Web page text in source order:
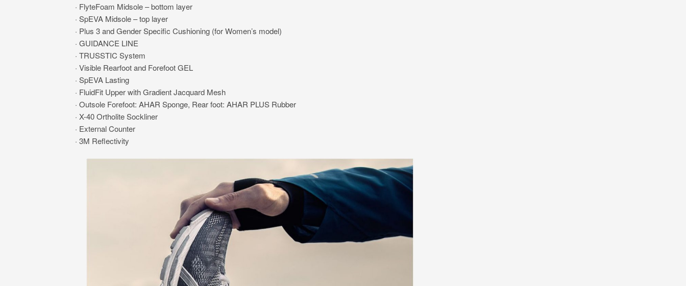
· FlyteFoam Midsole – bottom layer
· SpEVA Midsole – top layer
· Plus 3 and Gender Specific Cushioning (for Women’s model)
· GUIDANCE LINE
· TRUSSTIC System
· Visible Rearfoot and Forefoot GEL
· SpEVA Lasting
· FluidFit Upper with Gradient Jacquard Mesh
· Outsole Forefoot: AHAR Sponge, Rear foot: AHAR PLUS Rubber
· X-40 Ortholite Sockliner
· External Counter
· 3M Reflectivity